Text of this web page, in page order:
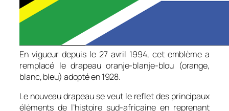
En vigueur depuis le 27 avril 1994, cet emblème a
remplacé le drapeauoranje-blanje-blou (orange,
blanc, bleu) adopté en 1928.
Le nouveau drapeau se veut le reflet des principaux
éléments de l’histoire sud-africaine en reprenant